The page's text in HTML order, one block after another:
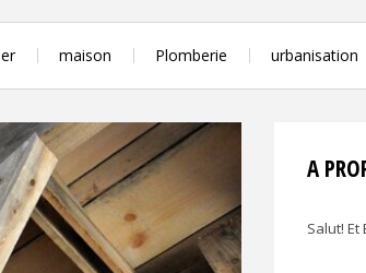
maison Plomberie urbanisation
A
Salut!